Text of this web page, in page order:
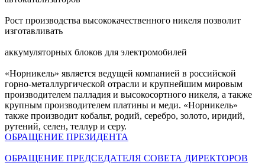
Рост производства высококачественного никеля позволит
изготавливать
аккумуляторных блоков для электромобилей
«Норникель» является ведущей компанией в российской
горно-металлургической отрасли и крупнейшим мировым
производителем палладия и высокосортного никеля, а также
крупным производителем платины и меди. «Норникель»
также производит кобальт, родий, серебро, золото, иридий,
рутений, селен, теллур и серу.
ОБРАЩЕНИЕ ПРЕЗИДЕНТА
ОБРАЩЕНИЕ ПРЕДСЕДАТЕЛЯ СОВЕТА ДИРЕКТОРОВ